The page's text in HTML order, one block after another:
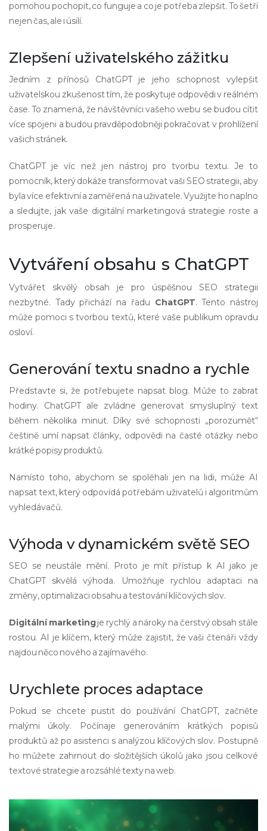
pomohou pochopit, co funguje a co je potřeba zlepšit. To šetří
nejen čas, ale i úsilí.
Zlepšení uživatelského zážitku
Jedním z přínosů ChatGPT je jeho schopnost vylepšit
uživatelskou zkušenost tím, že poskytuje odpovědi v reálném
čase. To znamená, že návštěvníci vašeho webu se budou cítit
více spojeni a budou pravděpodobněji pokračovat v prohlížení
vašich stránek.
ChatGPT je víc než jen nástroj pro tvorbu textu. Je to
pomocník, který dokáže transformovat vaši SEO strategii, aby
byla více efektivní a zaměřená na uživatele. Využijte ho naplno
a sledujte, jak vaše digitální marketingová strategie roste a
prosperuje.
Vytváření obsahu s ChatGPT
Vytvářet skvělý obsah je pro úspěšnou SEO strategii
nezbytné. Tady přichází na řadu ChatGPT. Tento nástroj
může pomoci s tvorbou textů, které vaše publikum opravdu
osloví.
Generování textu snadno a rychle
Představte si, že potřebujete napsat blog. Může to zabrat
hodiny. ChatGPT ale zvládne generovat smysluplný text
během několika minut. Díky své schopnosti „porozumět“
češtině umí napsat články, odpovědi na časté otázky nebo
krátké popisy produktů.
Namísto toho, abychom se spoléhali jen na lidi, může AI
napsat text, který odpovídá potřebám uživatelů i algoritmům
vyhledávačů.
Výhoda v dynamickém světě SEO
SEO se neustále mění. Proto je mít přístup k AI jako je
ChatGPT skvělá výhoda. Umožňuje rychlou adaptaci na
změny, optimalizaci obsahu a testování klíčových slov.
Digitální marketingje rychlý a nároky na čerstvý obsah stále
rostou. AI je klíčem, který může zajistit, že vaši čtenáři vždy
najdou něco nového a zajímavého.
Urychlete proces adaptace
Pokud se chcete pustit do používání ChatGPT, začněte
malými úkoly. Počínaje generováním krátkých popisů
produktů až po asistenci s analýzou klíčových slov. Postupně
ho můžete zahrnout do složitějších úkolů jako jsou celkové
textové strategie a rozsáhlé texty na web.